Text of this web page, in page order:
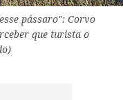
pássaro": Corvo
que turista o